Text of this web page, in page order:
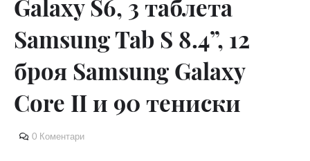
Galaxy S6, 3 таблета
Samsung Tab S 8.4”, 12
броя Samsung Galaxy
Core II и 90 тениски
0 Коментари